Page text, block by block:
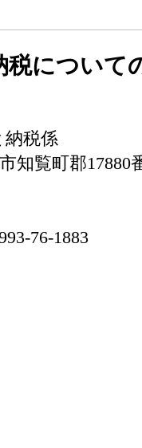
について
税係
知覧町郡17880
76-1883